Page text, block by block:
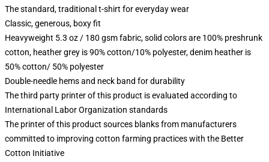
The standard, traditional t-shirt for everyday wear
Classic, generous, boxy fit
Heavyweight 5.3 oz / 180 gsm fabric, solid colors are 100% preshrunk
cotton, heather grey is 90% cotton/10% polyester, denim heather is
50% cotton/ 50% polyester
Double-needle hems and neck band for durability
The third party printer of this product is evaluated according to
International Labor Organization standards
The printer of this product sources blanks from manufacturers
committed to improving cotton farming practices with the Better
Cotton Initiative